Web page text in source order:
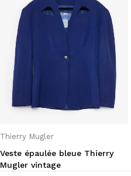
Thierry Mugler
Veste épaulée bleue Thierry
Mugler vintage